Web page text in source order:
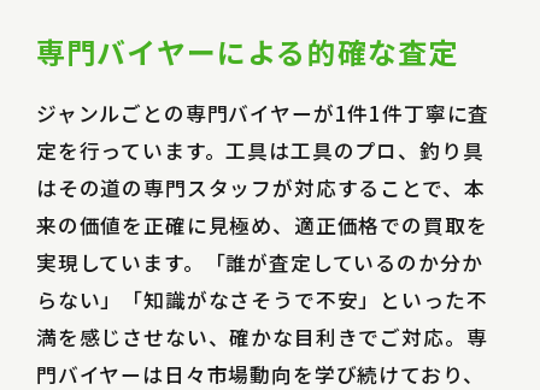
専門バイヤーによる的確な査定
ジャンルごとの専門バイヤーが1件1件丁寧に査
定を行っています。工具は工具のプロ、釣り具
はその道の専門スタッフが対応することで、本
来の価値を正確に見極め、適正価格での買取を
実現しています。「誰が査定しているのか分か
らない」「知識がなさそうで不安」といった不
満を感じさせない、確かな目利きでご対応。専
門バイヤーは日々市場動向を学び続けており、